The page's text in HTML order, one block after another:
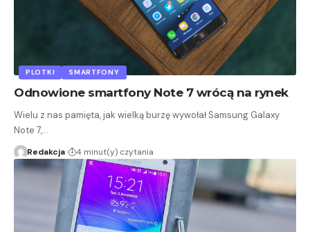
PLOTKI SMARTFONY
Odnowione smartfony Note 7 wrócą na rynek
Wielu z nas pamięta, jak wielką burzę wywołał Samsung Galaxy
Note 7,…
Redakcja 4 minut(y) czytania